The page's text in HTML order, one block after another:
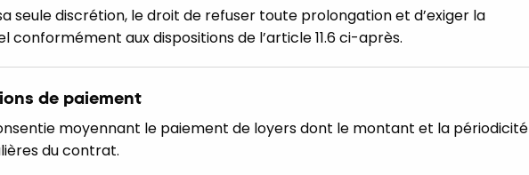
seule discrétion, le droit de refuser toute prolongation et d’exiger la
aux dispositions de l’article 11.6 ci-après.
de paiement
moyennant le paiement de loyers dont le montant et la périodicité
du contrat.